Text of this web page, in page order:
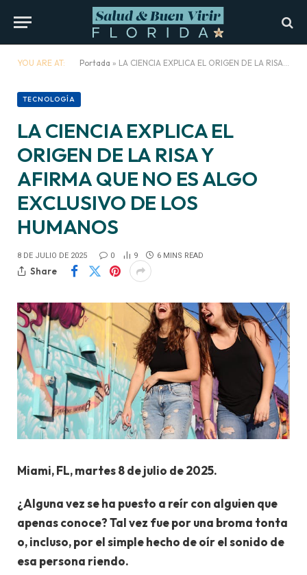
YOU ARE AT: Portada » LA CIENCIA EXPLICA EL ORIGEN DE LA RISA Y AFIRMA QUE NO ES ALGO EXCLUSIVO DE LOS HUMANOS
TECNOLOGÍA
LA CIENCIA EXPLICA EL
ORIGEN DE LA RISA Y
AFIRMA QUE NO ES ALGO
EXCLUSIVO DE LOS
HUMANOS
8 DE JULIO DE 2025 0 9 6 MINS READ
Share
Miami, FL, martes 8 de julio de 2025.
¿Alguna vez se ha puesto a reír con alguien que
apenas conoce? Tal vez fue por una broma tonta
o, incluso, por el simple hecho de oír el sonido de
esa persona riendo.